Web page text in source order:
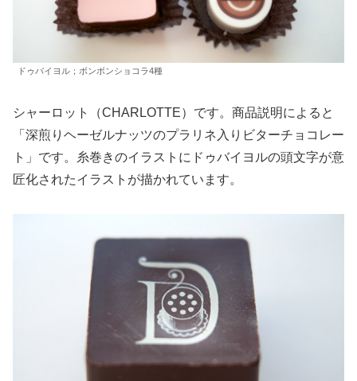
ドゥバイヨル；ボンボンショコラ4種
シャーロット（CHARLOTTE）です。商品説明によると
「深煎りヘーゼルナッツのプラリネ入りビターチョコレー
ト」です。糸巻きのイラストにドゥバイヨルの頭文字が意
匠化されたイラストが描かれています。